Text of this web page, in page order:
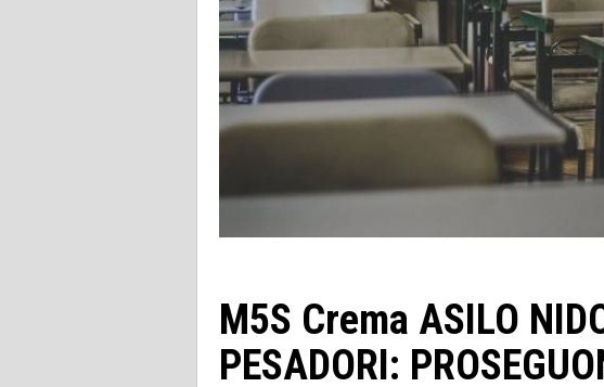
M5S Crema ASILO
PESADORI: